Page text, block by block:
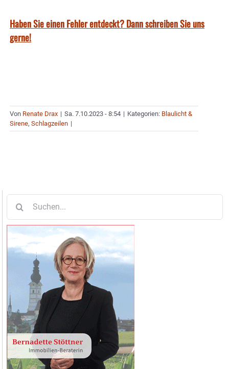
Haben Sie einen Fehler entdeckt? Dann schreiben Sie uns
gerne!
Von Renate Drax | Sa. 7.10.2023 - 8:54 | Kategorien: Blaulicht &
Sirene, Schlagzeilen |
nach: